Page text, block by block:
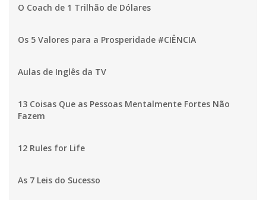
O Coach de 1 Trilhão de Dólares
Os 5 Valores para a Prosperidade #CIÊNCIA
Aulas de Inglês da TV
13 Coisas Que as Pessoas Mentalmente Fortes Não
Fazem
12 Rules for Life
As 7 Leis do Sucesso